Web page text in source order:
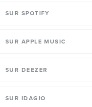
SUR SPOTIFY
SUR APPLE MUSIC
SUR DEEZER
SUR IDAGIO